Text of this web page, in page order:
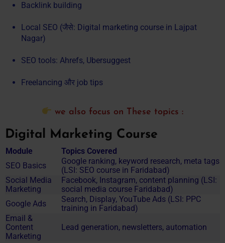
Backlink building
Local SEO (जैसे: Digital marketing course in Lajpat
Nagar)
SEO tools: Ahrefs, Ubersuggest
Freelancing और job tips
we also focus on These topics :
Digital Marketing Course
Module
Topics Covered
SEO Basics
Google ranking, keyword research, meta tags
(LSI: SEO course in Faridabad)
Social Media
Marketing
Facebook, Instagram, content planning (LSI:
social media course Faridabad)
Google Ads
Search, Display, YouTube Ads (LSI: PPC
training in Faridabad)
Email &
Content
Marketing
Lead generation, newsletters, automation